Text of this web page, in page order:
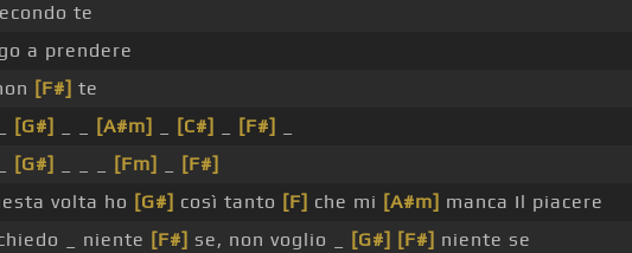
te
a prendere
[F#] te
[G#] [A#m] [C#] [F#]
[G#] [Fm]
[F#]
volta ho [G#] così tanto [F] che mi [A#m] manca Il piacere
_ niente [F#] se, non voglio _ [G#] [F#] niente se